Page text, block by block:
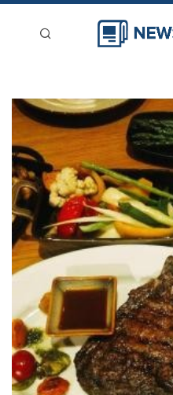
新聞稿分類
刊登